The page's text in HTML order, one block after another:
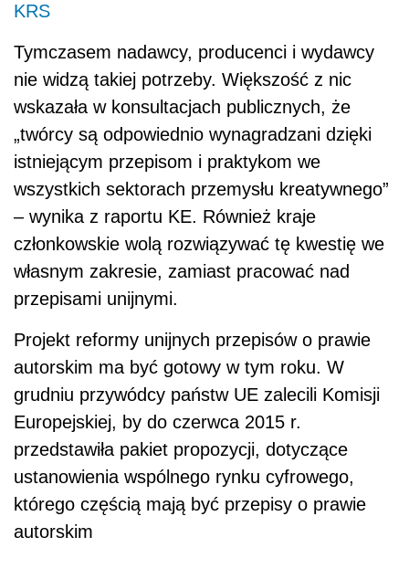
KRS
Tymczasem nadawcy, producenci i wydawcy
nie widzą takiej potrzeby. Większość z nic
wskazała w konsultacjach publicznych, że
„twórcy są odpowiednio wynagradzani dzięki
istniejącym przepisom i praktykom we
wszystkich sektorach przemysłu kreatywnego”
– wynika z raportu KE. Również kraje
członkowskie wolą rozwiązywać tę kwestię we
własnym zakresie, zamiast pracować nad
przepisami unijnymi.
Projekt reformy unijnych przepisów o prawie
autorskim ma być gotowy w tym roku. W
grudniu przywódcy państw UE zalecili Komisji
Europejskiej, by do czerwca 2015 r.
przedstawiła pakiet propozycji, dotyczące
ustanowienia wspólnego rynku cyfrowego,
którego częścią mają być przepisy o prawie
autorskim